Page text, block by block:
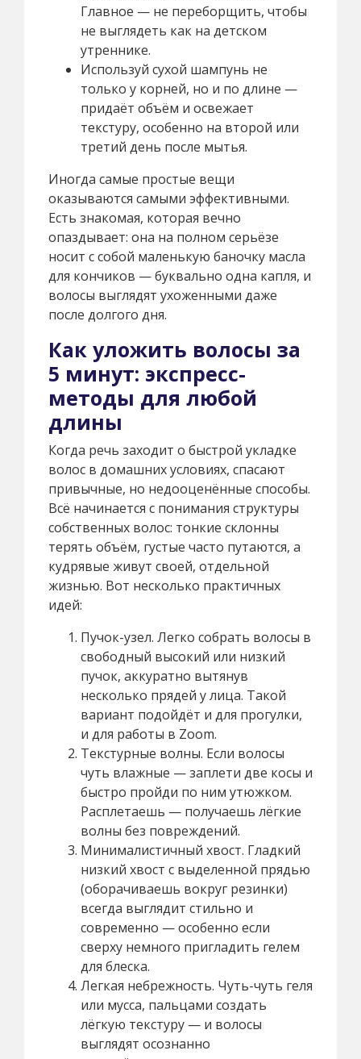
Главное — не переборщить, чтобы
не выглядеть как на детском
утреннике.
Используй сухой шампунь не
только у корней, но и по длине —
придаёт объём и освежает
текстуру, особенно на второй или
третий день после мытья.
Иногда самые простые вещи
оказываются самыми эффективными.
Есть знакомая, которая вечно
опаздывает: она на полном серьёзе
носит с собой маленькую баночку масла
для кончиков — буквально одна капля, и
волосы выглядят ухоженными даже
после долгого дня.
Как уложить волосы за
5 минут: экспресс-
методы для любой
длины
Когда речь заходит о быстрой укладке
волос в домашних условиях, спасают
привычные, но недооценённые способы.
Всё начинается с понимания структуры
собственных волос: тонкие склонны
терять объём, густые часто путаются, а
кудрявые живут своей, отдельной
жизнью. Вот несколько практичных
идей:
Пучок-узел. Легко собрать волосы в
свободный высокий или низкий
пучок, аккуратно вытянув
несколько прядей у лица. Такой
вариант подойдёт и для прогулки,
и для работы в Zoom.
Текстурные волны. Если волосы
чуть влажные — заплети две косы и
быстро пройди по ним утюжком.
Расплетаешь — получаешь лёгкие
волны без повреждений.
Минималистичный хвост. Гладкий
низкий хвост с выделенной прядью
(оборачиваешь вокруг резинки)
всегда выглядит стильно и
современно — особенно если
сверху немного пригладить гелем
для блеска.
Легкая небрежность. Чуть-чуть геля
или мусса, пальцами создать
лёгкую текстуру — и волосы
выглядят осознанно